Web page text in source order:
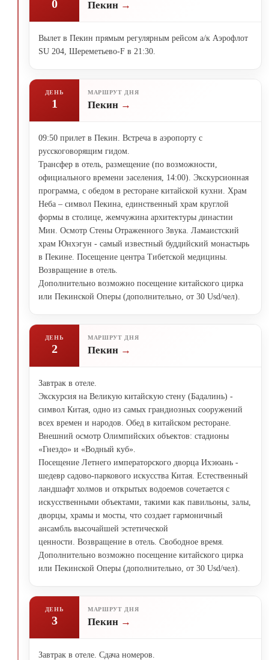
0 Пекин
Вылет в Пекин прямым регулярным рейсом а/к Аэрофлот
SU 204, Шереметьево-F в 21:30.
ДЕНЬ
1
МАРШРУТ ДНЯ
Пекин
09:50 прилет в Пекин. Встреча в аэропорту с
русскоговорящим гидом.
Трансфер в отель, размещение (по возможности,
официального времени заселения, 14:00). Экскурсионная
программа, с обедом в ресторане китайской кухни. Храм
Неба – символ Пекина, единственный храм круглой
формы в столице, жемчужина архитектуры династии
Мин. Осмотр Стены Отраженного Звука. Ламаистский
храм Юнхэгун - самый известный буддийский монастырь
в Пекине. Посещение центра Тибетской медицины.
Возвращение в отель.
Дополнительно возможно посещение китайского цирка
или Пекинской Оперы (дополнительно, от 30 Usd/чел).
ДЕНЬ
2
МАРШРУТ ДНЯ
Пекин
Завтрак в отеле.
Экскурсия на Великую китайскую стену (Бадалинь) -
символ Китая, одно из самых грандиозных сооружений
всех времен и народов. Обед в китайском ресторане.
Внешний осмотр Олимпийских объектов: стадионы
«Гнездо» и «Водный куб».
Посещение Летнего императорского дворца Ихэюань -
шедевр садово-паркового искусства Китая. Естественный
ландшафт холмов и открытых водоемов сочетается с
искусственными объектами, такими как павильоны, залы,
дворцы, храмы и мосты, что создает гармоничный
ансамбль высочайшей эстетической
ценности. Возвращение в отель. Свободное время.
Дополнительно возможно посещение китайского цирка
или Пекинской Оперы (дополнительно, от 30 Usd/чел).
ДЕНЬ
3
МАРШРУТ ДНЯ
Пекин
Завтрак в отеле. Сдача номеров.